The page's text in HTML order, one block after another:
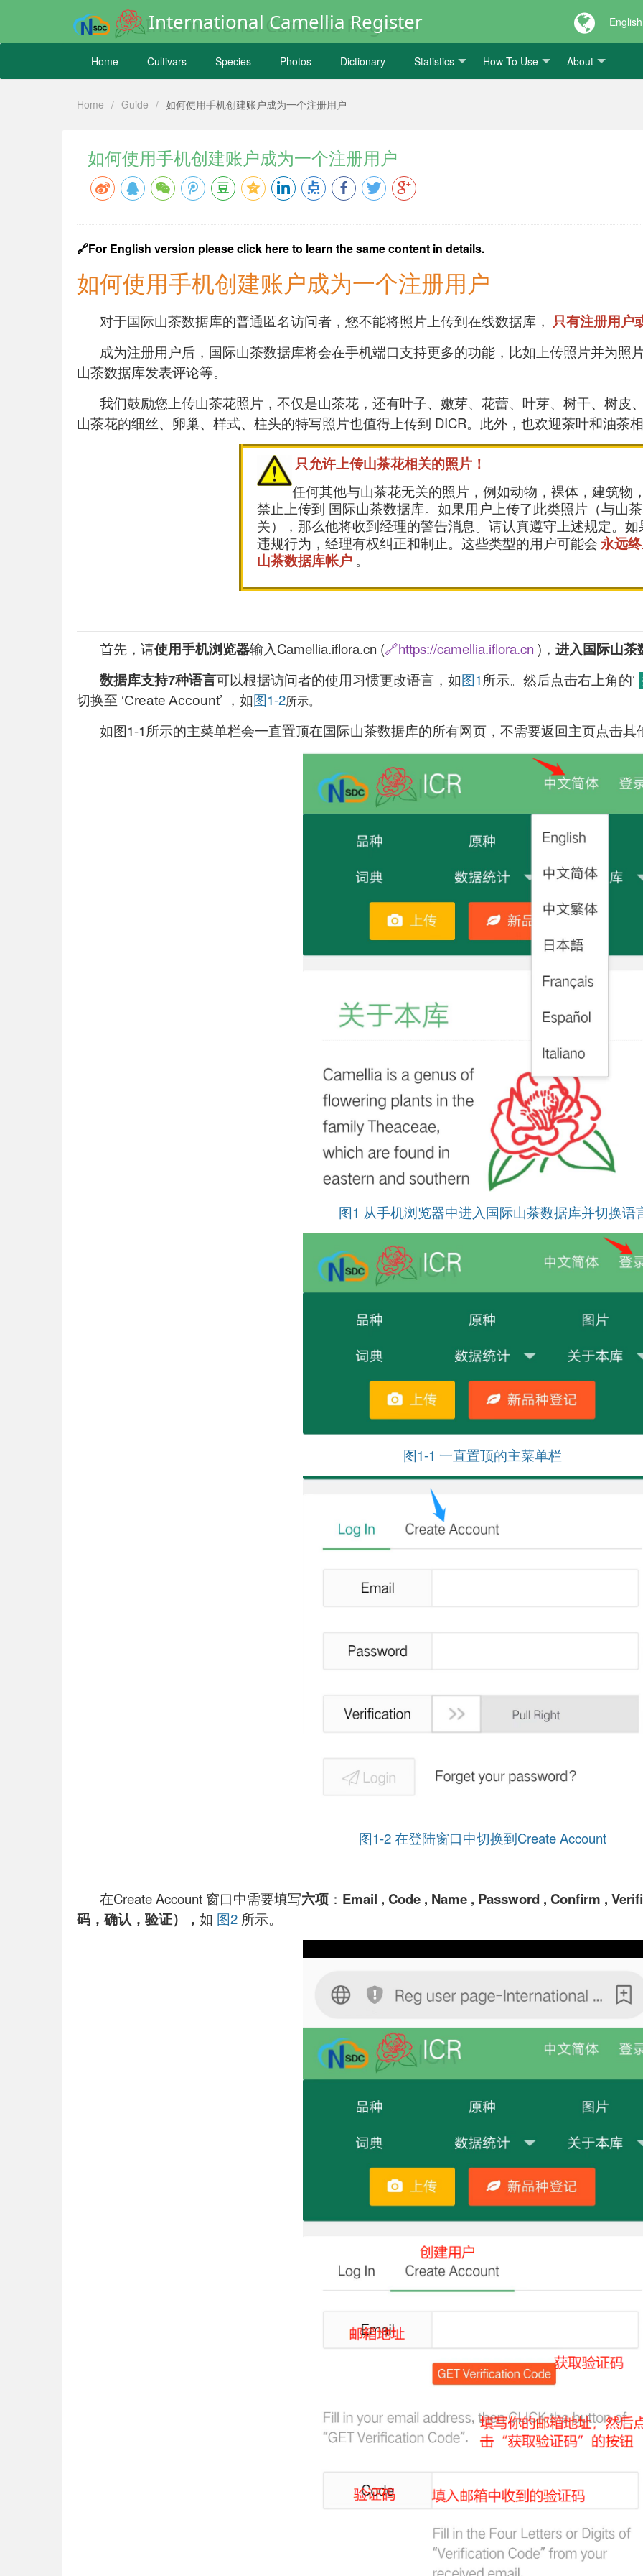
International Camellia Register English
Home Cultivars Species Photos Dictionary Statistics How To Use About
Home / Guide / 如何使用手机创建账户成为一个注册用户
如何使用手机创建账户成为一个注册用户
🔗For English version please click here to learn the same content in details.
如何使用手机创建账户成为一个注册用户
对于国际山茶数据库的普通匿名访问者，您不能将照片上传到在线数据库， 只有注册用户
成为注册用户后，国际山茶数据库将会在手机端口支持更多的功能，比如上传照片并为照
山茶数据库发表评论等。
我们鼓励您上传山茶花照片，不仅是山茶花，还有叶子、嫩芽、花蕾、叶芽、树干、树皮
山茶花的细丝、卵巢、样式、柱头的特写照片也值得上传到 DICR。此外，也欢迎茶叶和油茶
只允许上传山茶花相关的照片！
任何其他与山茶花无关的照片，例如动物，裸体，建筑物
禁止上传到 国际山茶数据库。如果用户上传了此类照片（与山
关），那么他将收到经理的警告消息。请认真遵守上述规定。
违规行为，经理有权纠正和制止。这些类型的用户可能会永远
山茶数据库帐户 。
首先，请使用手机浏览器输入Camellia.iflora.cn (🔗https://camellia.iflora.cn )， 进入国际山茶
数据库支持7种语言可以根据访问者的使用习惯更改语言，如图1所示。 然后点击右上角的‘
切换至 ‘Create Account’ ，如图1-2所示。
如图1-1所示的主菜单栏会一直置顶在国际山茶数据库的所有网页，不需要返回主页点击其
图1 从手机浏览器中进入国际山茶数据库并切换语
图1-1 一直置顶的主菜单栏
图1-2 在登陆窗口中切换到Create Account
在Create Account 窗口中需要填写六项 ： Email , Code , Name , Password , Confirm ,
码，确认，验证）， 如 图2 所示。